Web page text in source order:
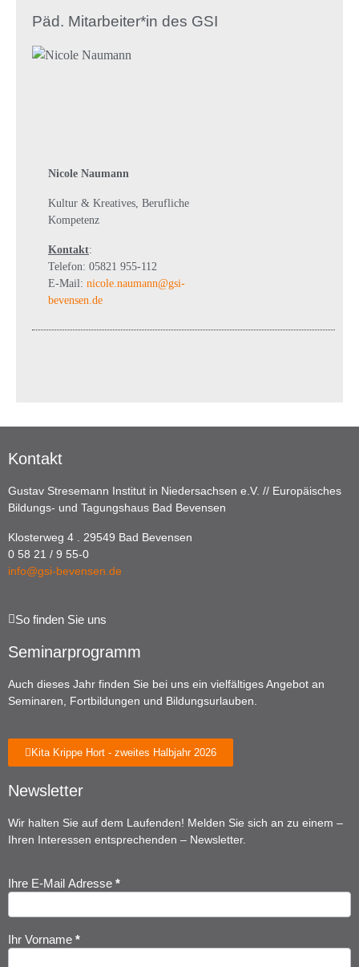
Päd. Mitarbeiter*in des GSI
Nicole Naumann
Kultur & Kreatives, Berufliche
Kompetenz
Kontakt:
Telefon: 05821 955-112
E-Mail: nicole.naumann@gsi-
bevensen.de
Kontakt
Gustav Stresemann Institut in Niedersachsen e.V. // Europäisches
Bildungs- und Tagungshaus Bad Bevensen
Klosterweg 4 . 29549 Bad Bevensen
0 58 21 / 9 55-0
info@gsi-bevensen.de
So finden Sie uns
Seminarprogramm
Auch dieses Jahr finden Sie bei uns ein vielfältiges Angebot an
Seminaren, Fortbildungen und Bildungsurlauben.
Kita Krippe Hort - zweites Halbjahr 2026
Newsletter
Wir halten Sie auf dem Laufenden! Melden Sie sich an zu einem –
Ihren Interessen entsprechenden – Newsletter.
Newsletter
Anmeldung
Ihre E-Mail Adresse *
Ihr Vorname *